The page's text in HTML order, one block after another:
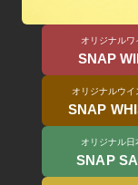
オリジナルワ
SNAP
オリジナルウイ
SNAP
オリジナル日
SNAP